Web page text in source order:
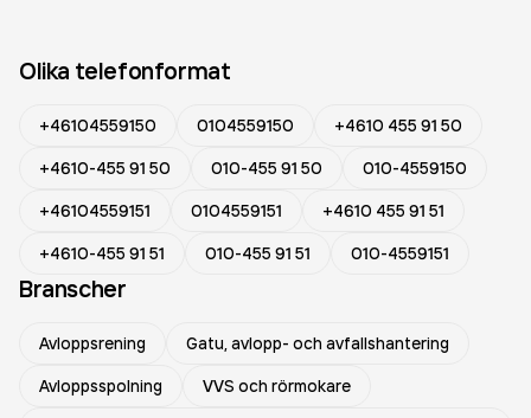
Olika telefonformat
+46104559150 0104559150
+4610 455 91 50
+4610-455 91 50
010-455 91 50
010-4559150
+46104559151
0104559151
+4610 455 91 51
+4610-455 91 51
010-455 91 51 010-4559151
Branscher
Avloppsrening
Gatu, avlopp- och avfallshantering
Avloppsspolning
VVS och rörmokare